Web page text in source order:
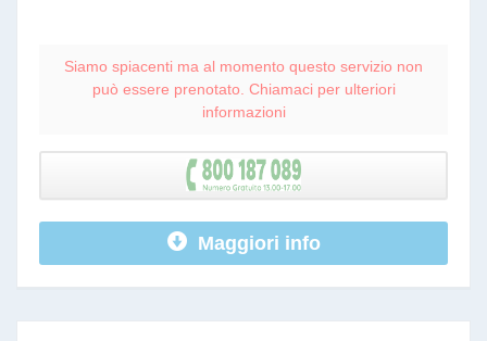
Siamo spiacenti ma al momento questo servizio non
può essere prenotato. Chiamaci per ulteriori
informazioni
Maggiori info